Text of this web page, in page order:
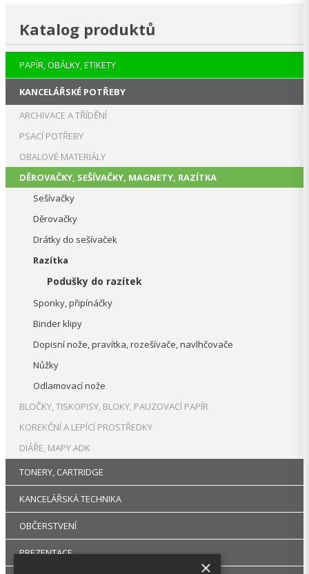
Katalog produktů
PAPÍR, OBÁLKY, ETIKETY
KANCELÁŘSKÉ POTŘEBY
ARCHIVACE A TŘÍDĚNÍ
PSACÍ POTŘEBY
OBALOVÉ MATERIÁLY
DĚROVAČKY, SEŠÍVAČKY, MAGNETY, RAZÍTKA
Sešívačky
Děrovačky
Drátky do sešívaček
Razítka
Podušky do razítek
Sponky, připínáčky
Binder klipy
Dopisní nože, pravítka, rozešívače, navlhčovače
Nůžky
Odlamovací nože
BLOČKY, TISKOPISY, BLOKY, PAUZOVACÍ PAPÍR
KOREKČNÍ A LEPÍCÍ PROSTŘEDKY
DIÁŘE, MAPY ADK
TONERY, CARTRIDGE
KANCELÁŘSKÁ TECHNIKA
OBČERSTVENÍ
PREZENTACE
×